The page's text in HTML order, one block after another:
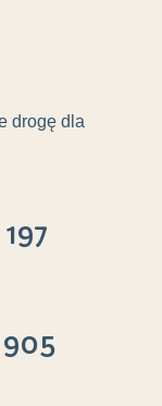
drogę dla